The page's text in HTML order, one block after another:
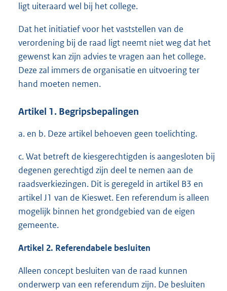
ligt uiteraard wel bij het college.
Dat het initiatief voor het vaststellen van de
verordening bij de raad ligt neemt niet weg dat het
gewenst kan zijn advies te vragen aan het college.
Deze zal immers de organisatie en uitvoering ter
hand moeten nemen.
Artikel 1. Begripsbepalingen
a. en b. Deze artikel behoeven geen toelichting.
c. Wat betreft de kiesgerechtigden is aangesloten bij
degenen gerechtigd zijn deel te nemen aan de
raadsverkiezingen. Dit is geregeld in artikel B3 en
artikel J1 van de Kieswet. Een referendum is alleen
mogelijk binnen het grondgebied van de eigen
gemeente.
Artikel 2. Referendabele besluiten
Alleen concept besluiten van de raad kunnen
onderwerp van een referendum zijn. De besluiten